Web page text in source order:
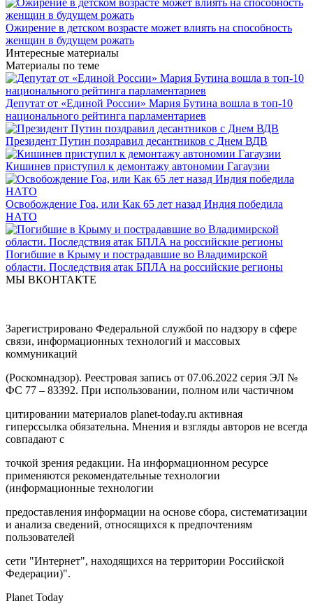
Ожирение в детском возрасте может влиять на способность
женщин в будущем рожать
Интересные материалы
Материалы по теме
Депутат от «Единой России» Мария Бутина вошла в топ-10
национального рейтинга парламентариев
Президент Путин поздравил десантников с Днем ВДВ
Кишинев приступил к демонтажу автономии Гагаузии
Освобождение Гоа, или Как 65 лет назад Индия победила
НАТО
Погибшие в Крыму и пострадавшие во Владимирской
области. Последствия атак БПЛА на российские регионы
МЫ ВКОНТАКТЕ
Зарегистрировано Федеральной службой по надзору в сфере
связи, информационных технологий и массовых
коммуникаций
(Роскомнадзор). Реестровая запись от 07.06.2022 серия ЭЛ №
ФС 77 – 83392. При использовании, полном или частичном
цитировании материалов planet-today.ru активная
гиперссылка обязательна. Мнения и взгляды авторов не всегда
совпадают с
точкой зрения редакции. На информационном ресурсе
применяются рекомендательные технологии
(информационные технологии
предоставления информации на основе сбора, систематизации
и анализа сведений, относящихся к предпочтениям
пользователей
сети "Интернет", находящихся на территории Российской
Федерации)".
Planet Today